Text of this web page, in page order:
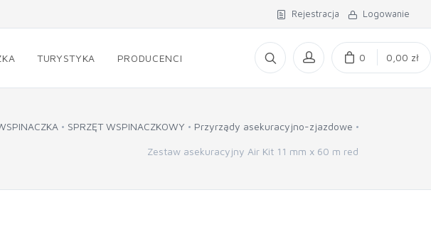
Rejestracja Logowanie
TURYSTYKA PRODUCENCI 0 0,00 zł
SPRZĘT WSPINACZKOWY Przyrządy asekuracyjno-zjazdowe
Zestaw asekuracyjny Air Kit 11 mm x 60 m red